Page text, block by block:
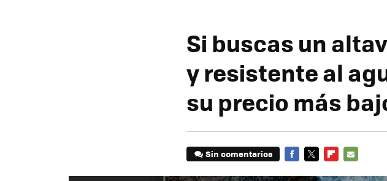
Si buscas un
y resistente al
su precio más
Sin comentarios